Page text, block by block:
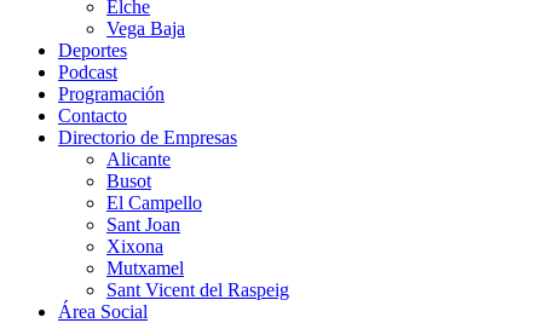
Elche
Vega Baja
Deportes
Podcast
Programación
Contacto
Directorio de Empresas
Alicante
Busot
El Campello
Sant Joan
Xixona
Mutxamel
Sant Vicent del Raspeig
Área Social